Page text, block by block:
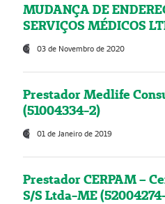
MUDANÇA DE
SERVIÇOS MÉDICOS
03 de Novembro de 2020
Prestador Medlife
(51004334-2)
01 de Janeiro de 2019
Prestador CERPAM –
S/S Ltda-ME